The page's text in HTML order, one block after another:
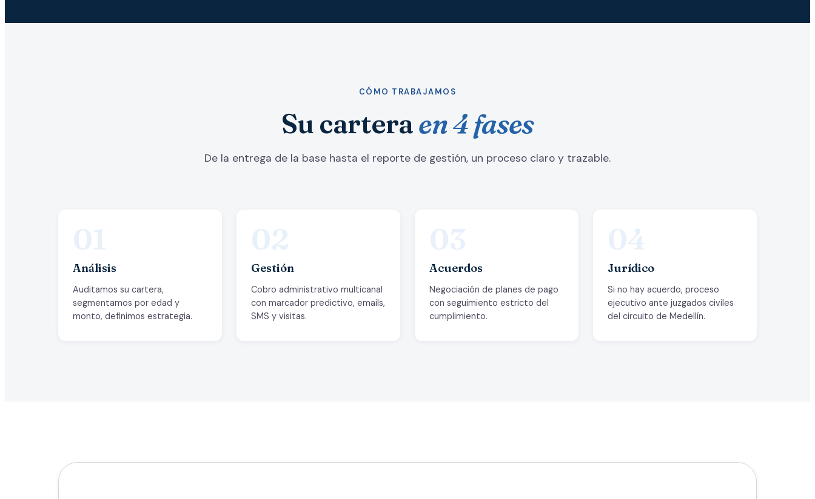
CÓMO TRABAJAMOS
Su carteraen 4 fases
De la entrega de la base hasta el reporte de gestión, un proceso claro y trazable.
Análisis
Auditamos su cartera,
segmentamos por edad y
monto, definimos estrategia.
Gestión
Cobro administrativo multicanal
con marcador predictivo, emails,
SMS y visitas.
Acuerdos
Negociación de planes de pago
con seguimiento estricto del
cumplimiento.
Jurídico
Si no hay acuerdo, proceso
ejecutivo ante juzgados civiles
del circuito de Medellín.